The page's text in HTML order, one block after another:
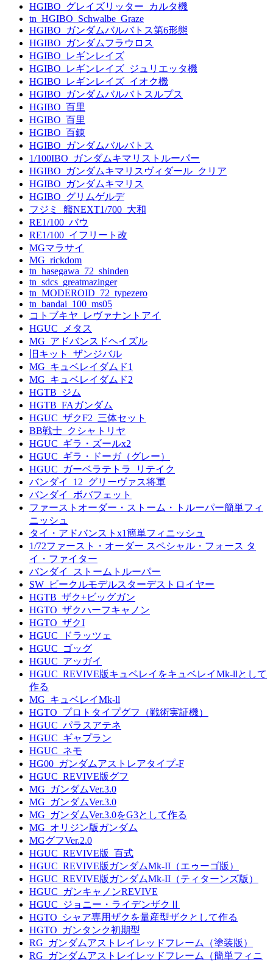
HGIBO_グレイズリッター_カルタ機
tn_HGIBO_Schwalbe_Graze
HGIBO_ガンダムバルバトス第6形態
HGIBO_ガンダムフラウロス
HGIBO_レギンレイズ
HGIBO_レギンレイズ_ジュリエッタ機
HGIBO_レギンレイズ_イオク機
HGIBO_ガンダムバルバトスルプス
HGIBO_百里
HGIBO_百里
HGIBO_百錬
HGIBO_ガンダムバルバトス
1/100IBO_ガンダムキマリストルーパー
HGIBO_ガンダムキマリスヴィダール_クリア
HGIBO_ガンダムキマリス
HGIBO_グリムゲルデ
フジミ_艦NEXT1/700_大和
RE1/100_バウ
RE1/100_イフリート改
MGマラサイ
MG_rickdom
tn_hasegawa_72_shinden
tn_sdcs_greatmazinger
tn_MODEROID_72_typezero
tn_bandai_100_ms05
コトブキヤ_レヴァナントアイ
HGUC_メタス
MG_アドバンスドヘイズル
旧キット_ザンジバル
MG_キュベレイダムド1
MG_キュベレイダムド2
HGTB_ジム
HGTB_FAガンダム
HGUC_ザクF2_三体セット
BB戦士_クシャトリヤ
HGUC_ギラ・ズールx2
HGUC_ギラ・ドーガ（グレー）
HGUC_ガーベラテトラ_リテイク
バンダイ_12_グリーヴァス将軍
バンダイ_ボバフェット
ファーストオーダー・ストーム・トルーパー簡単フィ
ニッシュ
タイ・アドバンストx1簡単フィニッシュ
1/72ファースト・オーダー スペシャル・フォース タ
イ・ファイター
バンダイ_ストームトルーパー
SW_ビークルモデルスターデストロイヤー
HGTB_ザク+ビッグガン
HGTO_ザクハーフキャノン
HGTO_ザクI
HGUC_ドラッツェ
HGUC_ゴッグ
HGUC_アッガイ
HGUC_REVIVE版キュベレイをキュベレイMk-llとして
作る
MG_キュベレイMk-ll
HGTO_プロトタイプグフ（戦術実証機）
HGUC_パラスアテネ
HGUC_ギャプラン
HGUC_ネモ
HG00_ガンダムアストレアタイプ-F
HGUC_REVIVE版グフ
MG_ガンダムVer.3.0
MG_ガンダムVer.3.0
MG_ガンダムVer.3.0をG3として作る
MG_オリジン版ガンダム
MGグフVer.2.0
HGUC_REVIVE版_百式
HGUC_REVIVE版ガンダムMk-II（エゥーゴ版）
HGUC_REVIVE版ガンダムMk-II（ティターンズ版）
HGUC_ガンキャノンREVIVE
HGUC_ジョニー・ライデンザクⅡ
HGTO_シャア専用ザクを量産型ザクとして作る
HGTO_ガンタンク初期型
RG_ガンダムアストレイレッドフレーム（塗装版）
RG_ガンダムアストレイレッドフレーム（簡単フィニ